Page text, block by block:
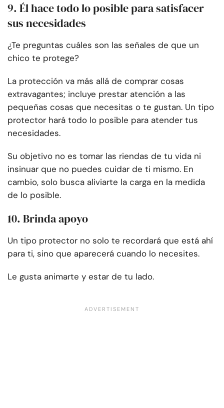
9. Él hace todo lo posible para satisfacer
sus necesidades
¿Te preguntas cuáles son las señales de que un
chico te protege?
La protección va más allá de comprar cosas
extravagantes; incluye prestar atención a las
pequeñas cosas que necesitas o te gustan. Un tipo
protector hará todo lo posible para atender tus
necesidades.
Su objetivo no es tomar las riendas de tu vida ni
insinuar que no puedes cuidar de ti mismo. En
cambio, solo busca aliviarte la carga en la medida
de lo posible.
10. Brinda apoyo
Un tipo protector no solo te recordará que está ahí
para ti, sino que aparecerá cuando lo necesites.
Le gusta animarte y estar de tu lado.